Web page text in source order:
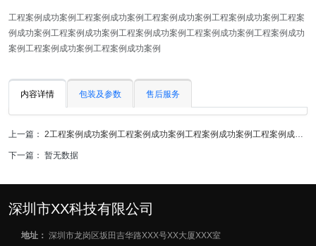
工程案例成功案例工程案例成功案例工程案例成功案例工程案例成功案例工程案
例成功案例工程案例成功案例工程案例成功案例工程案例成功案例工程案例成功
案例工程案例成功案例工程案例成功案例
内容详情 包装及参数 售后服务
上一篇： 2工程案例成功案例工程案例成功案例工程案例成功案例工程案例成功
案例工程案例成功案例工程案例成功案例工程案例成功案例
下一篇： 暂无数据
深圳市XX科技有限公司
地址： 深圳市龙岗区坂田吉华路XXX号XX大厦XXX室